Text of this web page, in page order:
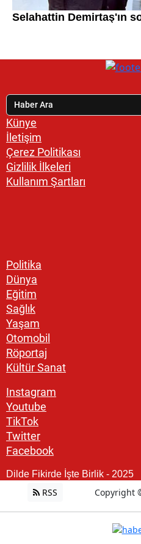
Künye
İletişim
Çerez Politikası
Gizlilik İlkeleri
Kullanım Şartları
Politika
Dünya
Eğitim
Sağlık
Yaşam
Otomobil
Röportaj
Kültür Sanat
Instagram
Youtube
TikTok
Twitter
Facebook
Dilde Fikirde İşte Birlik - 2025
RSS Copyright